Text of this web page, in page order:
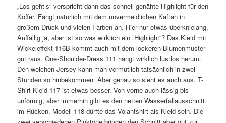
„Los geht’s“ verspricht dann das schnell genähte Highlight für den
Koffer. Fängt natürlich mit dem unvermeidlichen Kaftan in
großem Druck und vielen Farben an. Hier nur etwas überknielang.
Auffällig ja, aber ist so was wirklich ein „Highlight“? Das Kleid mit
Wickeleffekt 116B kommt auch mit dem lockeren Blumenmuster
gut raus. One-Shoulder-Dress 111 hängt wirklich lustlos herum.
Den weichen Jersey kann man vermutlich tatsächlich in zwei
Stunden so hinbekommen. Aber genau so sieht es auch aus. T-
Shirt Kleid 117 ist etwas besser. Von vorne auch lässig bis
unförmig, aber immerhin gibt es den netten Wasserfallausschnitt
im Rücken. Modell 118 dürfte das Volantshirt als Kleid sein. Die